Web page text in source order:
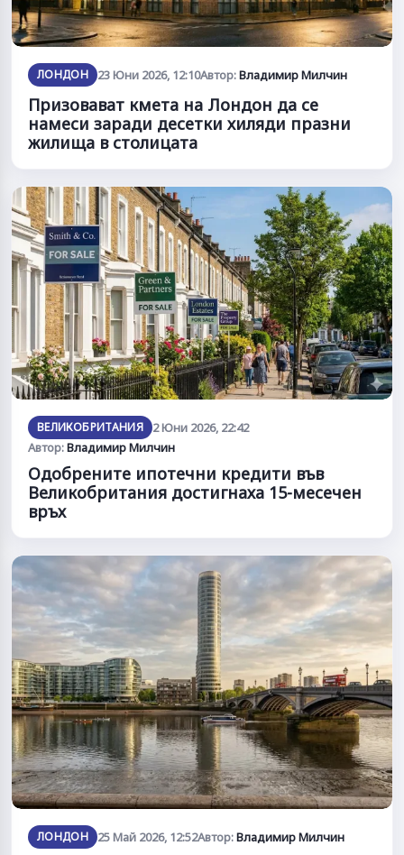
ЛОНДОН 23 Юни 2026, 12:10Автор:Владимир Милчин
Призовават кмета на Лондон да се
намеси заради десетки хиляди празни
жилища в столицата
ВЕЛИКОБРИТАНИЯ
2 Юни 2026, 22:42
Автор:Владимир Милчин
Одобрените ипотечни кредити във
Великобритания достигнаха 15-месечен
връх
ЛОНДОН 25 Май 2026, 12:52Автор:Владимир Милчин